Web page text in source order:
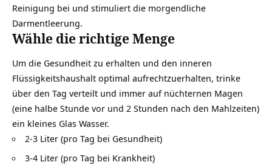
Reinigung bei und stimuliert die morgendliche
Darmentleerung.
Wähle die richtige Menge
Um die Gesundheit zu erhalten und den inneren
Flüssigkeitshaushalt optimal aufrechtzuerhalten, trinke
über den Tag verteilt und immer auf nüchternen Magen
(eine halbe Stunde vor und 2 Stunden nach den Mahlzeiten)
ein kleines Glas Wasser.
2-3 Liter (pro Tag bei Gesundheit)
3-4 Liter (pro Tag bei Krankheit)